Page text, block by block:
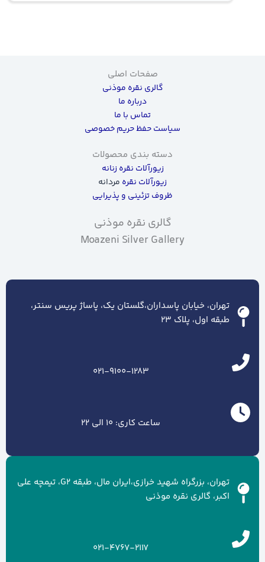
صفحات اصلی
گالری نقره موذنی
درباره ما
تماس با ما
سیاست حفظ حریم خصوصی
دسته بندی محصولات
زیورآلات نقره زنانه
زیورآلات نقره مردانه
ظروف تزئینی و پذیرایی
گالری نقره موذنی
Moazeni Silver Gallery
تهران، خیابان پاسداران،گلستان یک، پاساژ پریس سنتر،
طبقه اول، پلاک ۲۳
021-9100-1283
ساعت کاری: 10 الی 22
تهران، بزرگراه شهید خرازی،ایران مال، طبقه G2، تیمچه علی
اکبر، گالری نقره موذنی
021-4767-2117